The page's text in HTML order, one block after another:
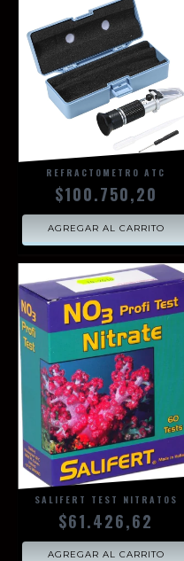
REFRACTOMETRO ATC
$100.750,20
SALIFERT TEST NITRATOS
$61.426,62
AGREGAR AL CARRITO